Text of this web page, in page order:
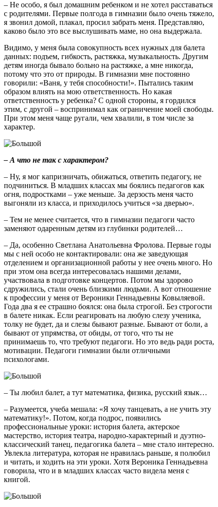
– Не особо, я был домашним ребенком и не хотел расставаться
с родителями. Первые полгода в гимназии было очень тяжело,
я звонил домой, плакал, просил забрать меня. Представляю,
каково было это все выслушивать маме, но она выдержала.
Видимо, у меня была совокупность всех нужных для балета
данных: подъем, гибкость, растяжка, музыкальность. Другим
детям иногда бывало больно на растяжке, а мне никогда,
потому что это от природы. В гимназии мне постоянно
говорили: «Ваня, у тебя способности!». Пытались таким
образом влиять на мою ответственность. Но какая
ответственность у ребенка? С одной стороны, я гордился
этим, с другой – воспринимал как ограничение моей свободы.
При этом меня чаще ругали, чем хвалили, в том числе за
характер.
– А что не так с характером?
– Ну, я мог капризничать, обижаться, ответить педагогу, не
подчиниться. В младших классах мы боялись педагогов как
огня, подростками – уже меньше. За дерзость меня часто
выгоняли из класса, и приходилось учиться «за дверью».
– Тем не менее считается, что в гимназии педагоги часто
заменяют одаренным детям из глубинки родителей…
– Да, особенно Светлана Анатольевна Фролова. Первые годы
мы с ней особо не контактировали: она же заведующая
отделением и организационной работы у нее очень много. Но
при этом она всегда интересовалась нашими делами,
участвовала в подготовке концертов. Потом мы здорово
сдружились, стали очень близкими людьми. А вот отношение
к профессии у меня от Вероники Геннадьевны Ковыляевой.
Года два я ее страшно боялся: она была строгой. Без строгости
в балете никак. Если реагировать на любую слезу ученика,
толку не будет, да и слезы бывают разные. Бывают от боли, а
бывают от упрямства, от обиды, от того, что ты не
принимаешь то, что требуют педагоги. Но это ведь ради роста,
мотивации. Педагоги гимназии были отличными
психологами.
– Ты любил балет, а тут математика, физика, русский язык…
– Разумеется, учеба мешала: «Я хочу танцевать, а не учить эту
математику!». Потом, когда подрос, появились
профессиональные уроки: история балета, актерское
мастерство, история театра, народно-характерный и дуэтно-
классический танец, педагогика балета – мне стало интересно.
Увлекла литература, которая не нравилась раньше, я полюбил
и читать, и ходить на эти уроки. Хотя Вероника Геннадьевна
говорила, что и в младших классах часто видела меня с
книгой.